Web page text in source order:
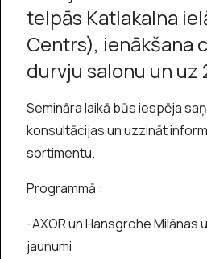
telpās Katlakalna
Centrs), ienākšana
durvju salonu un uz
Semināra laikā būs iespēja
konsultācijas un uzzināt
sortimentu.
Programmā :
-AXOR un Hansgrohe Milānas
jaunumi